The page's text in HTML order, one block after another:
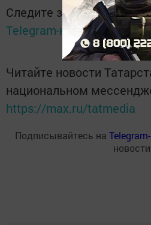
Следите за самым
Telegram-канале
Читайте новости
национальном
https://max.ru/tatmedia
Подписывайтесь на